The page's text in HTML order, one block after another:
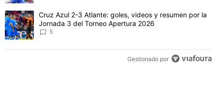
Un artículo de tendencia con el título "Cruz Azul 2-3 Atlante:
Cruz Azul 2-3 Atlante: goles, videos y resumen por la
Jornada 3 del Torneo Apertura 2026
5
Gestionado por